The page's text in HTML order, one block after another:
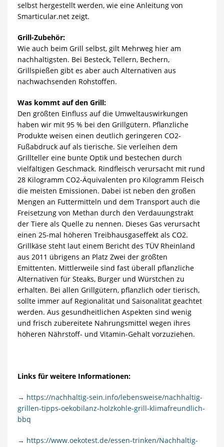
selbst hergestellt werden, wie eine Anleitung von
Smarticular.net zeigt.
Grill-Zubehör:
Wie auch beim Grill selbst, gilt Mehrweg hier am
nachhaltigsten. Bei Besteck, Tellern, Bechern,
Grillspießen gibt es aber auch Alternativen aus
nachwachsenden Rohstoffen.
Was kommt auf den Grill:
Den größten Einfluss auf die Umweltauswirkungen
haben wir mit 95 % bei den Grillgütern. Pflanzliche
Produkte weisen einen deutlich geringeren CO2-
Fußabdruck auf als tierische. Sie verleihen dem
Grillteller eine bunte Optik und bestechen durch
vielfältigen Geschmack. Rindfleisch verursacht mit rund
28 Kilogramm CO2-Äquivalenten pro Kilogramm Fleisch
die meisten Emissionen. Dabei ist neben den großen
Mengen an Futtermitteln und dem Transport auch die
Freisetzung von Methan durch den Verdauungstrakt
der Tiere als Quelle zu nennen. Dieses Gas verursacht
einen 25-mal höheren Treibhausgaseffekt als CO2.
Grillkäse steht laut einem Bericht des TÜV Rheinland
aus 2011 übrigens an Platz Zwei der größten
Emittenten. Mittlerweile sind fast überall pflanzliche
Alternativen für Steaks, Burger und Würstchen zu
erhalten. Bei allen Grillgütern, pflanzlich oder tierisch,
sollte immer auf Regionalität und Saisonalität geachtet
werden. Aus gesundheitlichen Aspekten sind wenig
und frisch zubereitete Nahrungsmittel wegen ihres
höheren Nährstoff- und Vitamin-Gehalt vorzuziehen.
Links für weitere Informationen:
→ https://nachhaltig-sein.info/lebensweise/nachhaltig-
grillen-tipps-oekobilanz-holzkohle-grill-klimafreundlich-
bbq
→ https://www.oekotest.de/essen-trinken/Nachhaltig-